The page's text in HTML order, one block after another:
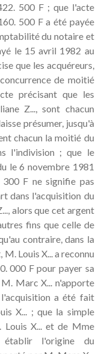
500 F ; que l'acte
500 F a été payée
du notaire et
le 15 avril 1982 au
que les acquéreurs,
de moitié
précisant que les
Z..., sont chacun
présumer, jusqu'à
chacun la moitié du
l'indivision ; que le
le 6 novembre 1981
F ne signifie pas
dans l'acquisition du
alors que cet argent
fins que celle de
contraire, dans la
Louis X... a reconnu
000 F pour payer sa
Marc X... n'apporte
a été fait
X... ; que la simple
Louis X... et de Mme
l'origine du